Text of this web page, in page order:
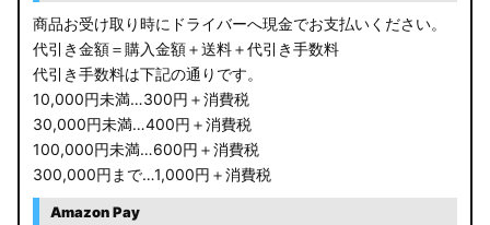
商品お受け取り時にドライバーへ現金でお支払いください。
代引き金額＝購入金額＋送料＋代引き手数料
代引き手数料は下記の通りです。
10,000円未満…300円＋消費税
30,000円未満…400円＋消費税
100,000円未満…600円＋消費税
300,000円まで…1,000円＋消費税
Amazon Pay